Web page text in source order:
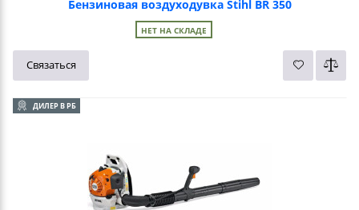
Бензиновая воздуходувка Stihl BR 350
НЕТ НА СКЛАДЕ
Связаться
ДИЛЕР В РБ